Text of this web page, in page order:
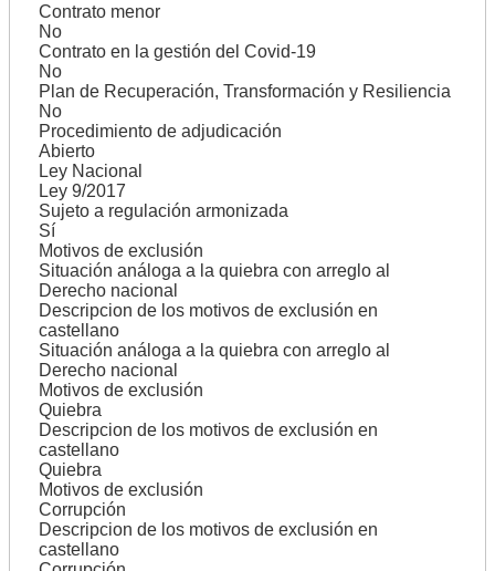
Contrato menor
No
Contrato en la gestión del Covid-19
No
Plan de Recuperación, Transformación y Resiliencia
No
Procedimiento de adjudicación
Abierto
Ley Nacional
Ley 9/2017
Sujeto a regulación armonizada
Sí
Motivos de exclusión
Situación análoga a la quiebra con arreglo al
Derecho nacional
Descripcion de los motivos de exclusión en
castellano
Situación análoga a la quiebra con arreglo al
Derecho nacional
Motivos de exclusión
Quiebra
Descripcion de los motivos de exclusión en
castellano
Quiebra
Motivos de exclusión
Corrupción
Descripcion de los motivos de exclusión en
castellano